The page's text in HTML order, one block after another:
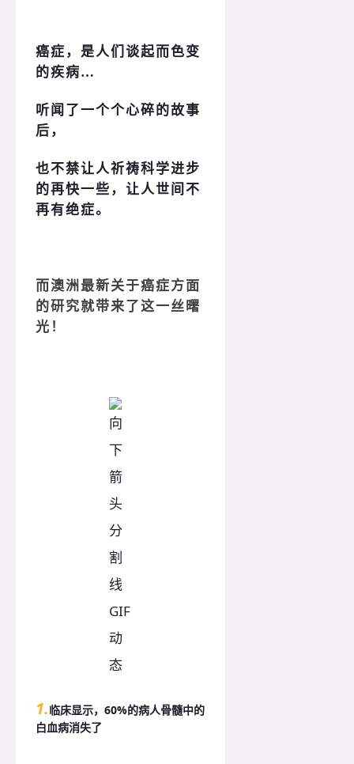
癌症，是人们谈起而色变
的疾病…
听闻了一个个心碎的故事
后，
也不禁让人祈祷科学进步
的再快一些，让人世间不
再有绝症。
而澳洲最新关于癌症方面
的研究就带来了这一丝曙
光！
1.临床显示，60%的病人骨髓中的
白血病消失了